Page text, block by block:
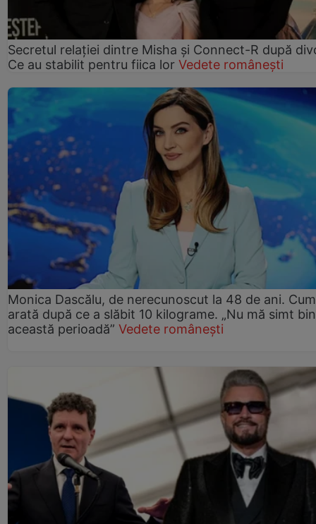
Secretul relației dintre Misha și Connect-R după
Ce au stabilit pentru fiica lor Vedete românești
Monica Dascălu, de nerecunoscut la 48 de ani. Cum
arată după ce a slăbit 10 kilograme. „Nu mă simt
această perioadă” Vedete românești